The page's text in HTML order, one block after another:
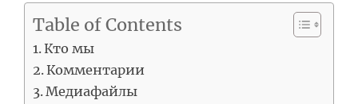
Table of Contents
Кто мы
Комментарии
Медиафайлы